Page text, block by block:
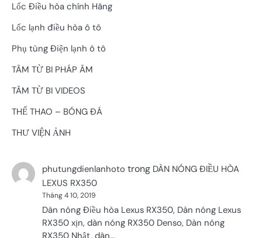
Lốc Điều hòa chính Hãng
Lốc lạnh điều hòa ô tô
Phụ tùng Điện lạnh ô tô
TÂM TỪ BI PHÁP ÂM
TÂM TỪ BI VIDEOS
THỂ THAO – BÓNG ĐÁ
THƯ VIỆN ẢNH
phutungdienlanhoto trong DÀN NÓNG ĐIỀU HÒA
LEXUS RX350
Tháng 4 10, 2019
Dàn nóng Điều hòa Lexus RX350, Dàn nóng Lexus
RX350 xịn, dàn nóng RX350 Denso, Dàn nóng